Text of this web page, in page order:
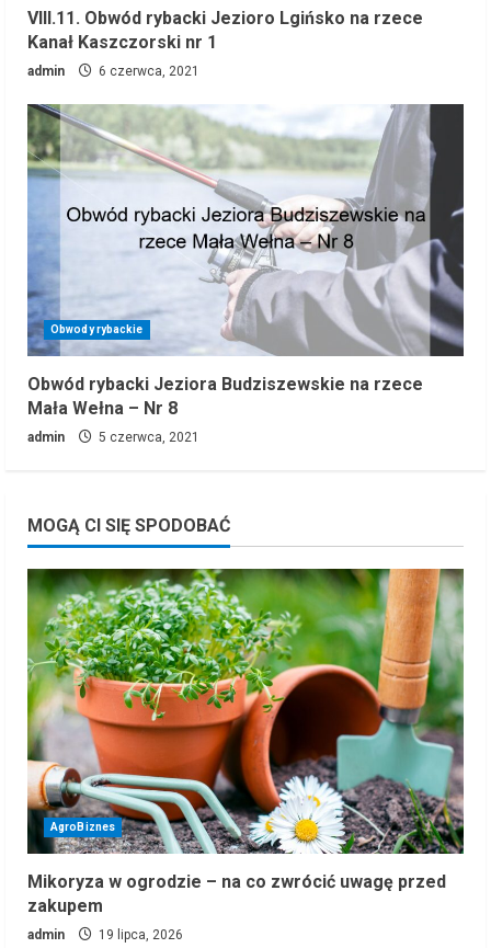
VIII.11. Obwód rybacki Jezioro Lgińsko na rzece
Kanał Kaszczorski nr 1
admin 6 czerwca, 2021
Obwody rybackie
Obwód rybacki Jeziora Budziszewskie na rzece
Mała Wełna – Nr 8
admin 5 czerwca, 2021
MOGĄ CI SIĘ SPODOBAĆ
AgroBiznes
Mikoryza w ogrodzie – na co zwrócić uwagę przed
zakupem
admin 19 lipca, 2026